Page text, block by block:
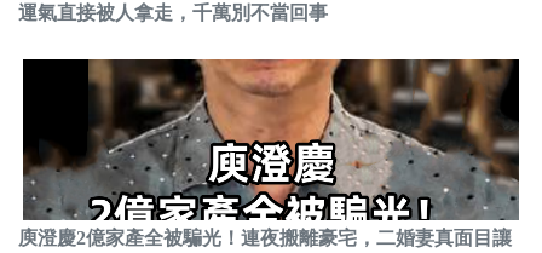
運氣直接被人拿走，千萬別不當回事
庾澄慶2億家產全被騙光！連夜搬離豪宅，二婚妻真面目讓